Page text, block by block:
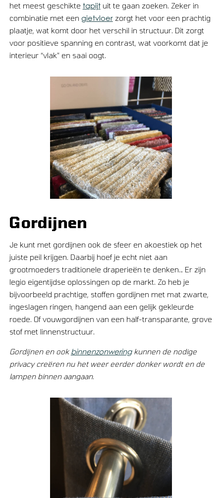
het meest geschikte tapijtuit te gaan zoeken. Zeker in
combinatie met een gietvloerzorgt het voor een prachtig
plaatje, wat komt door het verschil in structuur. Dit zorgt
voor positieve spanning en contrast, wat voorkomt dat je
interieur “vlak” en saai oogt.
Gordijnen
Je kunt met gordijnen ook de sfeer en akoestiek op het
juiste peil krijgen. Daarbij hoef je echt niet aan
grootmoeders traditionele draperieën te denken… Er zijn
legio eigentijdse oplossingen op de markt. Zo heb je
bijvoorbeeld prachtige, stoffen gordijnen met mat zwarte,
ingeslagen ringen, hangend aan een gelijk gekleurde
roede. Of vouwgordijnen van een half-transparante, grove
stof met linnenstructuur.
Gordijnen en ook binnenzonweringkunnen de nodige
privacy creëren nu het weer eerder donker wordt en de
lampen binnen aangaan.